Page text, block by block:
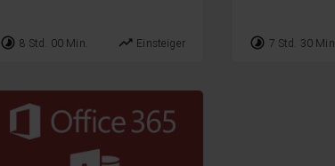
timelapse 8 Std. 00 Min. trending_up Einsteiger timelapse 7 Std. 30 Min.